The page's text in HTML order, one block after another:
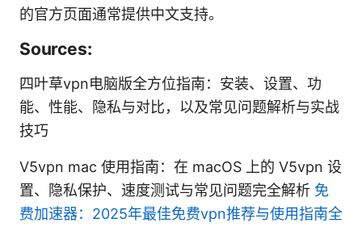
的官方页面通常提供中文支持。
Sources:
四叶草vpn电脑版全方位指南：安装、设置、功
能、性能、隐私与对比，以及常见问题解析与实战
技巧
V5vpn mac 使用指南：在 macOS 上的 V5vpn 设
置、隐私保护、速度测试与常见问题完全解析 免
费加速器：2025年最佳免费vpn推荐与使用指南全